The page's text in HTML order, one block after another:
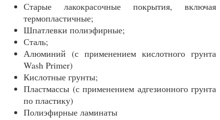
Старые лакокрасочные покрытия, включая
термопластичные;
Шпатлевки полиэфирные;
Сталь;
Алюминий (с применением кислотного грунта
Wash Primer)
Кислотные грунты;
Пластмассы (с применением адгезионного грунта
по пластику)
Полиэфирные ламинаты